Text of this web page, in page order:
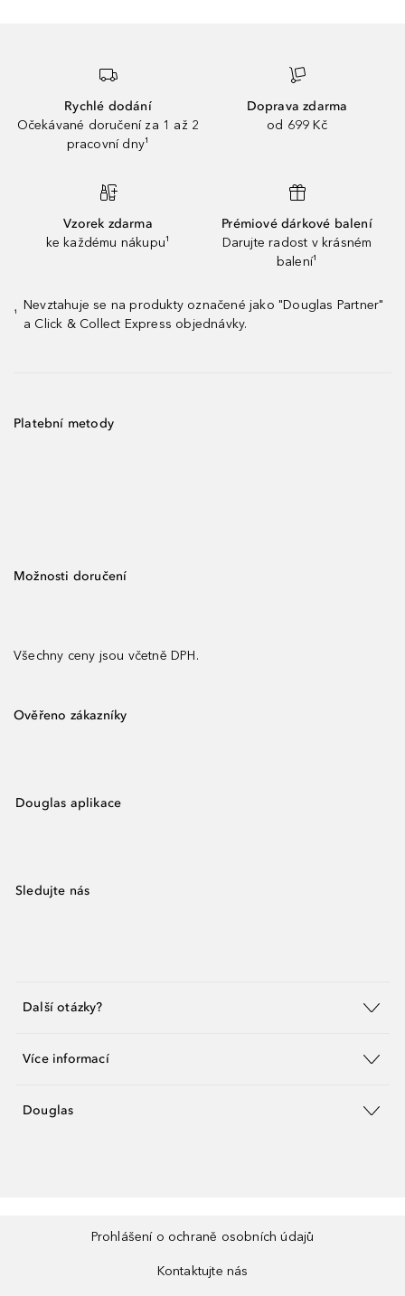
Rychlé dodání
Očekávané doručení za 1 až 2
pracovní dny¹
Doprava zdarma
od 699 Kč
Vzorek zdarma
ke každému nákupu¹
Prémiové dárkové balení
Darujte radost v krásném
balení¹
¹
Nevztahuje se na produkty označené jako "Douglas Partner"
a Click & Collect Express objednávky.
Platební metody
Možnosti doručení
Všechny ceny jsou včetně DPH.
Ověřeno zákazníky
Douglas aplikace
Sledujte nás
Další otázky?
Více informací
Douglas
Prohlášení o ochraně osobních údajů
Kontaktujte nás